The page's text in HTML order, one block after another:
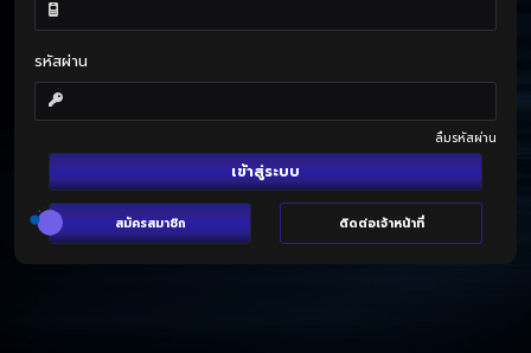
รหัสผ่าน
ลืมรหัสผ่าน
เข้าสู่ระบบ
สมัครสมาชิก ติดต่อเจ้าหน้าที่